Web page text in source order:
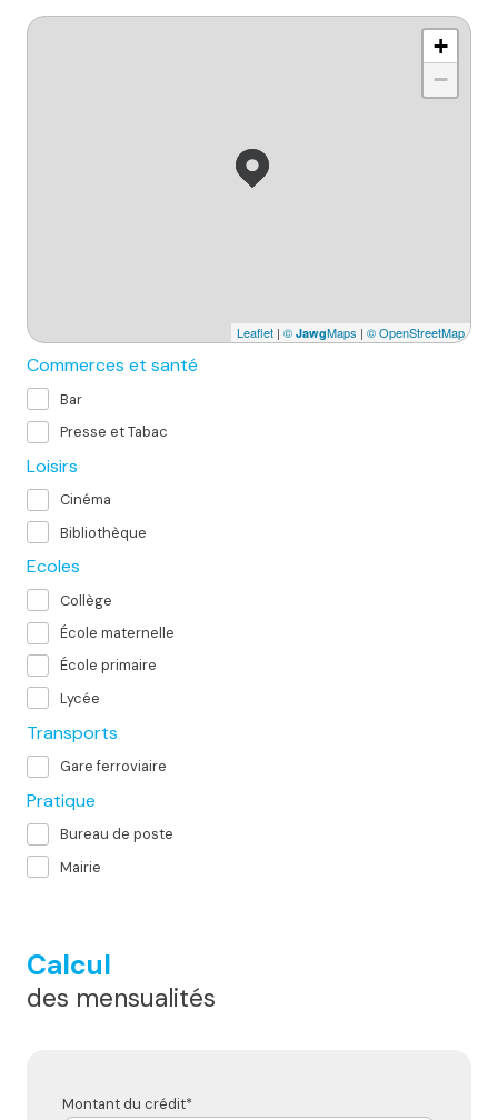
+
−
Leaflet | © JawgMaps | © OpenStreetMap
Commerces et santé
Bar
Presse et Tabac
Loisirs
Cinéma
Bibliothèque
Ecoles
Collège
École maternelle
École primaire
Lycée
Transports
Gare ferroviaire
Pratique
Bureau de poste
Mairie
Calcul
des mensualités
Montant du crédit*